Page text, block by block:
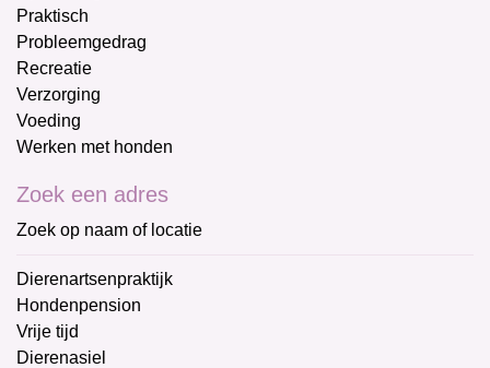
Praktisch
Probleemgedrag
Recreatie
Verzorging
Voeding
Werken met honden
Zoek een adres
Zoek op naam of locatie
Dierenartsenpraktijk
Hondenpension
Vrije tijd
Dierenasiel